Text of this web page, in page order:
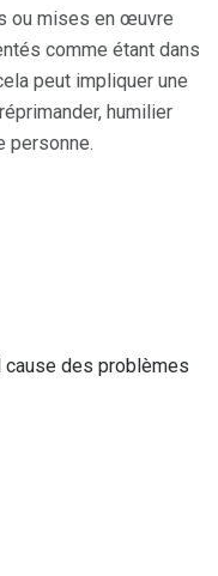
ou mises en œuvre
comme étant dans
peut impliquer une
humilier
personne.
cause des problèmes